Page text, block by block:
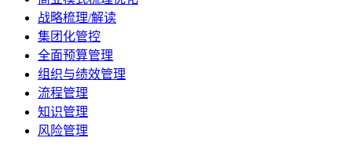
战略梳理/解读
集团化管控
全面预算管理
组织与绩效管理
流程管理
知识管理
风险管理